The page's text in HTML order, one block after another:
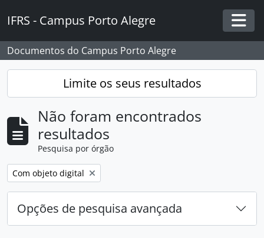
IFRS - Campus Porto Alegre
Documentos do Campus Porto Alegre
Limite os seus resultados
Não foram encontrados
resultados
Pesquisa por órgão
Remover filtro:
Com objeto digital
Opções de pesquisa avançada